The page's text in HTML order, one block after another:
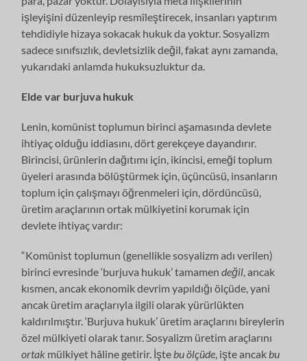
işleyişini düzenleyip resmîleştirecek, insanları yaptırım
tehdidiyle hizaya sokacak hukuk da yoktur. Sosyalizm
sadece sınıfsızlık, devletsizlik değil, fakat aynı zamanda,
yukarıdaki anlamda hukuksuzluktur da.
Elde var burjuva hukuk
Lenin, komünist toplumun birinci aşamasında devlete
ihtiyaç olduğu iddiasını, dört gerekçeye dayandırır.
Birincisi, ürünlerin dağıtımı için, ikincisi, emeği toplum
üyeleri arasında bölüştürmek için, üçüncüsü, insanların
toplum için çalışmayı öğrenmeleri için, dördüncüsü,
üretim araçlarının ortak mülkiyetini korumak için
devlete ihtiyaç vardır:
“Komünist toplumun (genellikle sosyalizm adı verilen)
birinci evresinde ‘burjuva hukuk’ tamamendeğil , ancak
kısmen, ancak ekonomik devrim yapıldığı ölçüde, yani
ancak üretim araçlarıyla ilgili olarak yürürlükten
kaldırılmıştır. ‘Burjuva hukuk’ üretim araçlarını bireylerin
özel mülkiyeti olarak tanır. Sosyalizm üretim araçlarını
ortak mülkiyet hâline getirir. İşte buölçüde , işte ancak bu